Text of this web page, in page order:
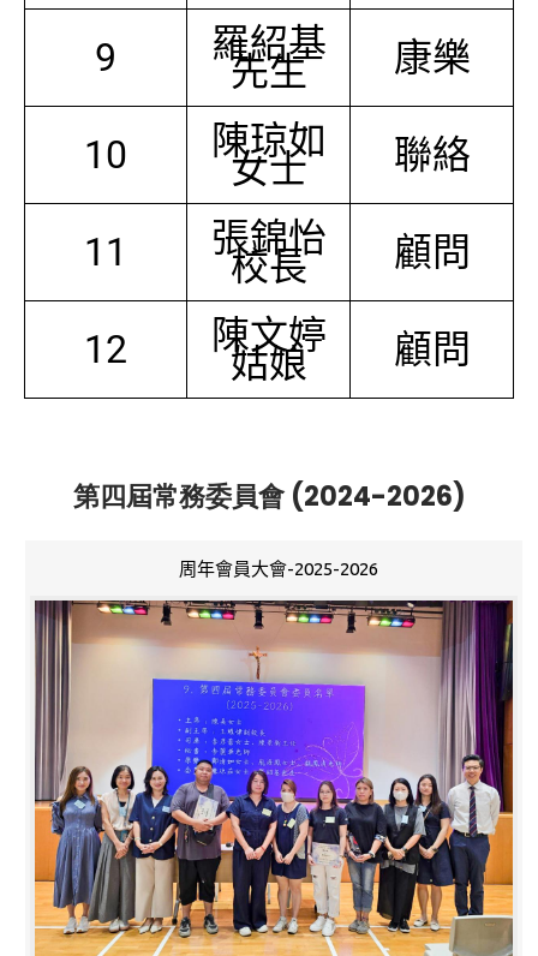
9 羅紹基
先生 康樂
10 陳琼如
女士 聯絡
11 張錦怡
校長 顧問
12 陳文婷
姑娘 顧問
第四屆常務委員會 (2024-2026)
周年會員大會-2025-2026